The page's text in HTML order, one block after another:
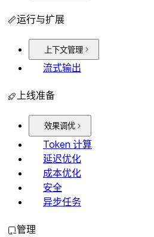
运行与扩展
上下文管理
流式输出
上线准备
效果调优
Token 计算
延迟优化
成本优化
安全
异步任务
管理